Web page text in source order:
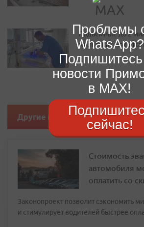
Подъемные до 2
жилье: как
Другие новости
Стоимость
автомобиля
оплатить со
Законопроект позволит сэкономить
и стимулирует водителей быстрее
Проблемы
WhatsApp?
новости
в MAX!
сейчас!